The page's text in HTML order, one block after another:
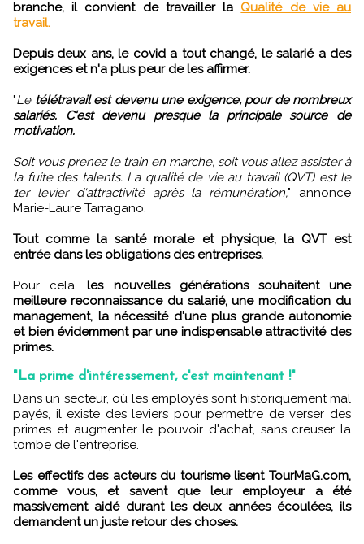
branche, il convient de travailler la Qualité de vie au
travail.
Depuis deux ans, le covid a tout changé, le salarié a des
exigences et n'a plus peur de les affirmer.
"Le télétravail est devenu une exigence, pour de nombreux
salariés. C'est devenu presque la principale source de
motivation.
Soit vous prenez le train en marche, soit vous allez assister à
la fuite des talents. La qualité de vie au travail (QVT) est le
1er levier d'attractivité après la rémunération," annonce
Marie-Laure Tarragano.
Tout comme la santé morale et physique, la QVT est
entrée dans les obligations des entreprises.
Pour cela,les nouvelles générations souhaitent une
meilleure reconnaissance du salarié, une modification du
management, la nécessité d'une plus grande autonomie
et bien évidemment par une indispensable attractivité des
primes.
"La prime d'intéressement, c'est maintenant !"
Dans un secteur, où les employés sont historiquement mal
payés, il existe des leviers pour permettre de verser des
primes et augmenter le pouvoir d'achat, sans creuser la
tombe de l'entreprise.
Les effectifs des acteurs du tourisme lisent TourMaG.com,
comme vous, et savent que leur employeur a été
massivement aidé durant les deux années écoulées, ils
demandent un juste retour des choses.